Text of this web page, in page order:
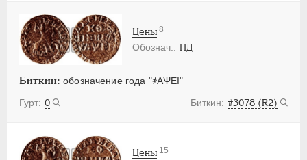
НД
Биткин: обозначение года "҂АѰЕI"
0
#3078 (R2)
Цены 8
Цены 15